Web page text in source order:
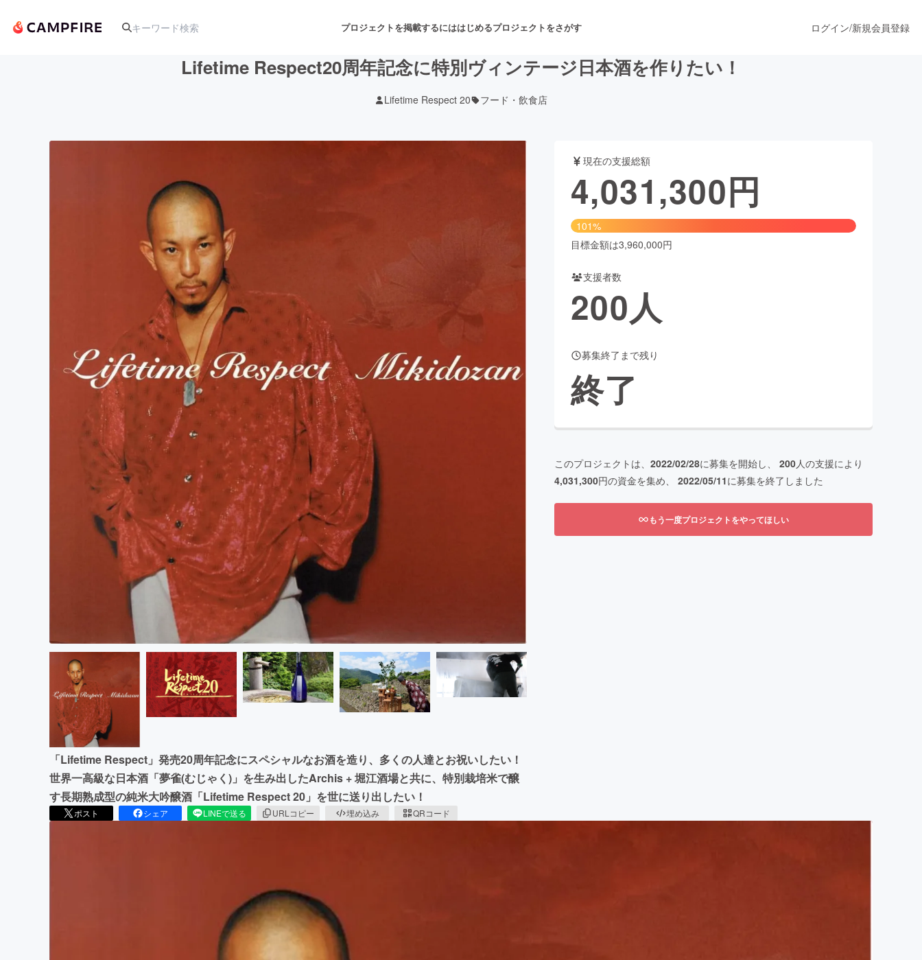
プロジェクトを掲載するにははじめるプロジェクトをさがす
舞台・パフォーマンス
テクノロジー・ガジェット ファッション
映像・映画
ビジネス・起業 ビューティー・ヘルスケア
まちづくり・地域活性化
CAMPFIRE for Social Good
CAMPFIREふるさと納税machi-yaコミュニティ
ログイン/新規会員登録
Lifetime Respect20周年記念に特別ヴィンテージ日本酒を作りたい！
Lifetime Respect 20 フード・飲食店
「Lifetime Respect」発売20周年記念にスペシャルなお酒を造り、多くの人達とお祝いしたい！
世界一高級な日本酒「夢雀(むじゃく)」を生み出したArchis + 堀江酒場と共に、特別栽培米で醸
す長期熟成型の純米大吟醸酒「Lifetime Respect 20」を世に送り出したい！
ポスト シェア LINEで送る URLコピー 埋め込み QRコード
現在の支援総額
4,031,300円
101%
目標金額は3,960,000円
支援者数
200人
募集終了まで残り
終了
このプロジェクトは、 2022/02/28に募集を開始し、 200人の支援により
4,031,300円の資金を集め、 2022/05/11に募集を終了しました
もう一度プロジェクトをやってほしい